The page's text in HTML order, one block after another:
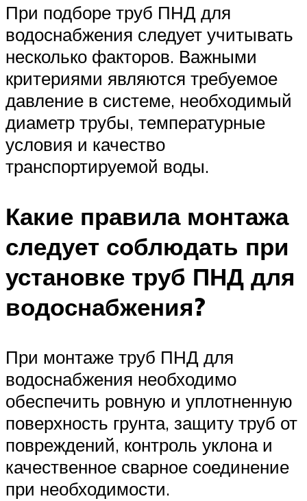
При подборе труб ПНД для
водоснабжения следует учитывать
несколько факторов. Важными
критериями являются требуемое
давление в системе, необходимый
диаметр трубы, температурные
условия и качество
транспортируемой воды.
Какие правила монтажа
следует соблюдать при
установке труб ПНД для
водоснабжения?
При монтаже труб ПНД для
водоснабжения необходимо
обеспечить ровную и уплотненную
поверхность грунта, защиту труб от
повреждений, контроль уклона и
качественное сварное соединение
при необходимости.